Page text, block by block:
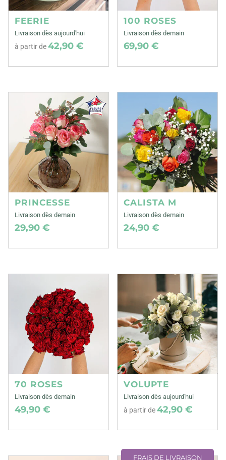
FEERIE
Livraison dès aujourd'hui
à partir de42,90 €
100 ROSES
Livraison dès demain
69,90 €
PRINCESSE
Livraison dès demain
29,90 €
CALISTA M
Livraison dès demain
24,90 €
70 ROSES
Livraison dès demain
49,90 €
VOLUPTE
Livraison dès aujourd'hui
à partir de42,90 €
FRAIS DE LIVRAISON